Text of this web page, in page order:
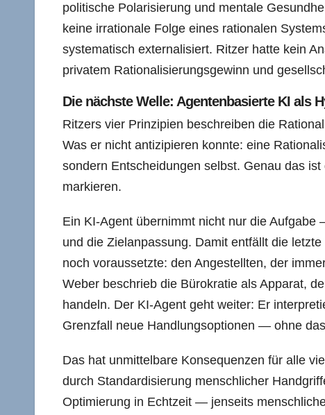
politische Polarisierung und mentale
keine irrationale Folge eines rationalen
systematisch externalisiert. Ritzer hatte kein
privatem Rationalisierungsgewinn und
Die nächste Welle: Agentenbasierte KI als
Ritzers vier Prinzipien beschreiben die
Was er nicht antizipieren konnte: eine
sondern Entscheidungen selbst. Genau das
markieren.
Ein KI-Agent übernimmt nicht nur die
und die Zielanpassung. Damit entfällt die
noch voraussetzte: den Angestellten, der
Weber beschrieb die Bürokratie als Apparat,
handeln. Der KI-Agent geht weiter: Er
Grenzfall neue Handlungsoptionen — ohne
Das hat unmittelbare Konsequenzen für alle
durch Standardisierung menschlicher
Optimierung in Echtzeit — jenseits